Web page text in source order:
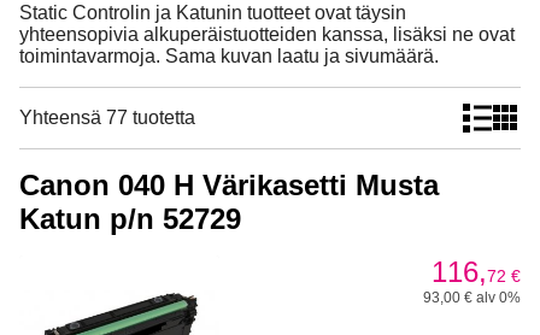
Static Controlin ja Katunin tuotteet ovat täysin
yhteensopivia alkuperäistuotteiden kanssa, lisäksi ne ovat
toimintavarmoja. Sama kuvan laatu ja sivumäärä.
Yhteensä 77 tuotetta
Canon 040 H Värikasetti Musta
Katun p/n 52729
116,72 €
93,00 € alv 0%